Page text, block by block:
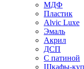
МДФ
Пластик
Alvic Luxe
Эмаль
Акрил
ДСП
С патиной
Шкафы-